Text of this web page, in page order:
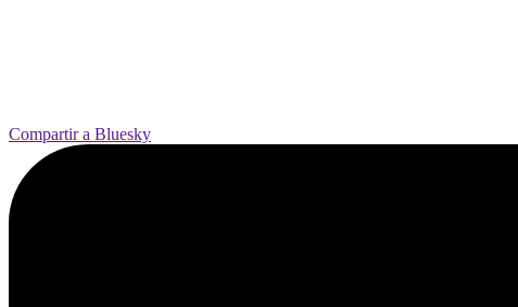
Compartir a Bluesky